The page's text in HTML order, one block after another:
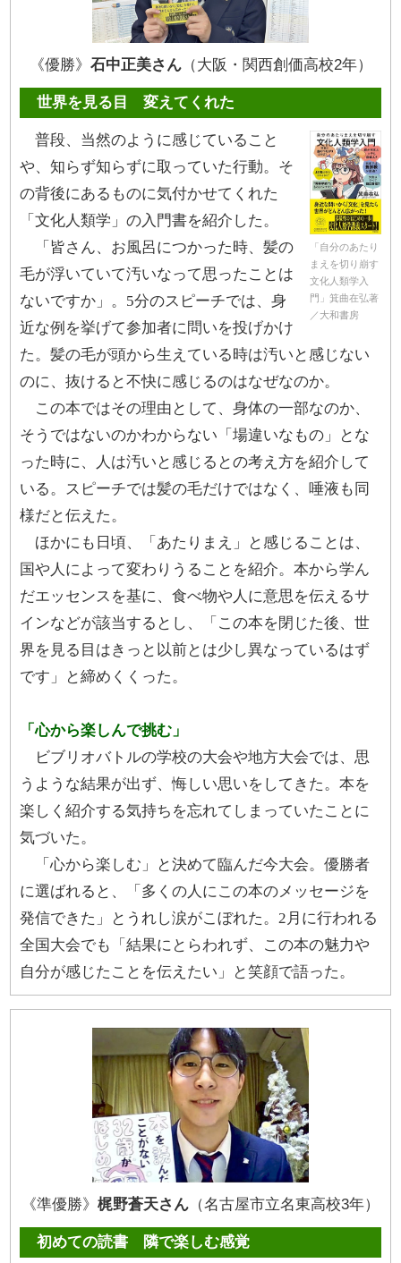
《優勝》 石中正美さん（大阪・関西創価高校2年）
世界を見る目 変えてくれた
「自分のあたり
まえを切り崩す
文化人類学入
門」箕曲在弘著
／大和書房
普段、当然のように感じていること
や、知らず知らずに取っていた行動。そ
の背後にあるものに気付かせてくれた
「文化人類学」の入門書を紹介した。
「皆さん、お風呂につかった時、髪の
毛が浮いていて汚いなって思ったことは
ないですか」。5分のスピーチでは、身
近な例を挙げて参加者に問いを投げかけ
た。髪の毛が頭から生えている時は汚いと感じない
のに、抜けると不快に感じるのはなぜなのか。
この本ではその理由として、身体の一部なのか、
そうではないのかわからない「場違いなもの」とな
った時に、人は汚いと感じるとの考え方を紹介して
いる。スピーチでは髪の毛だけではなく、唾液も同
様だと伝えた。
ほかにも日頃、「あたりまえ」と感じることは、
国や人によって変わりうることを紹介。本から学ん
だエッセンスを基に、食べ物や人に意思を伝えるサ
インなどが該当するとし、「この本を閉じた後、世
界を見る目はきっと以前とは少し異なっているはず
です」と締めくくった。
「心から楽しんで挑む」
ビブリオバトルの学校の大会や地方大会では、思
うような結果が出ず、悔しい思いをしてきた。本を
楽しく紹介する気持ちを忘れてしまっていたことに
気づいた。
「心から楽しむ」と決めて臨んだ今大会。優勝者
に選ばれると、「多くの人にこの本のメッセージを
発信できた」とうれし涙がこぼれた。2月に行われる
全国大会でも「結果にとらわれず、この本の魅力や
自分が感じたことを伝えたい」と笑顔で語った。
《準優勝》 梶野蒼天さん （名古屋市立名東高校3年）
初めての読書 隣で楽しむ感覚